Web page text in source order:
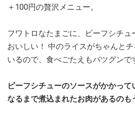
＋100円の贅沢メニュー。
フワトロなたまごに、ビーフシチ
おいしい！ 中のライスがちゃんと
いるので、食べごたえもバツグンで
ビーフシチューのソースがかかっ
なるまで煮込まれたお肉があるのも